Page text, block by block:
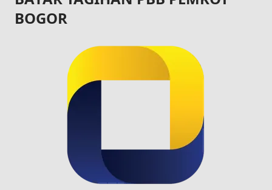
BOGOR